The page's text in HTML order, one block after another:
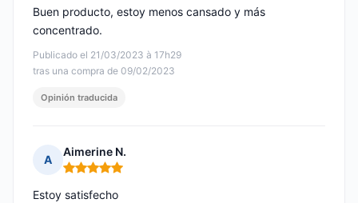
Publicado el 21/03/2023 à 17h29
tras una compra de 09/02/2023
Buen producto, estoy menos cansado y más
concentrado.
Opinión traducida
A
Aimerine N.
Nota: 5 de 5
Estoy satisfecho